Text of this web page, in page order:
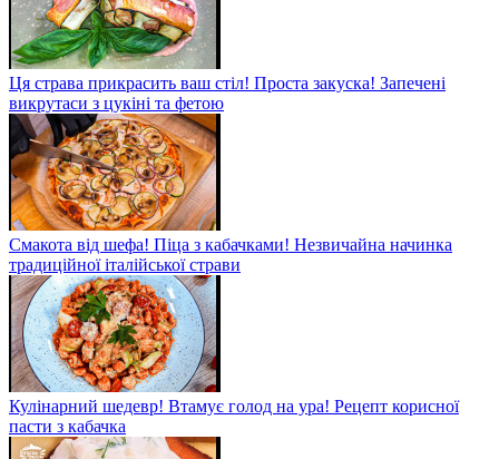
Ця страва прикрасить ваш стіл! Проста закуска! Запечені
викрутаси з цукіні та фетою
Смакота від шефа! Піца з кабачками! Незвичайна начинка
традиційної італійської страви
Кулінарний шедевр! Втамує голод на ура! Рецепт корисної
пасти з кабачка